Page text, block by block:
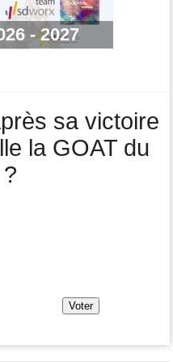
trois jeunes de sa formation
une armada du WorldTour
- 2027
sa victoire
la GOAT du